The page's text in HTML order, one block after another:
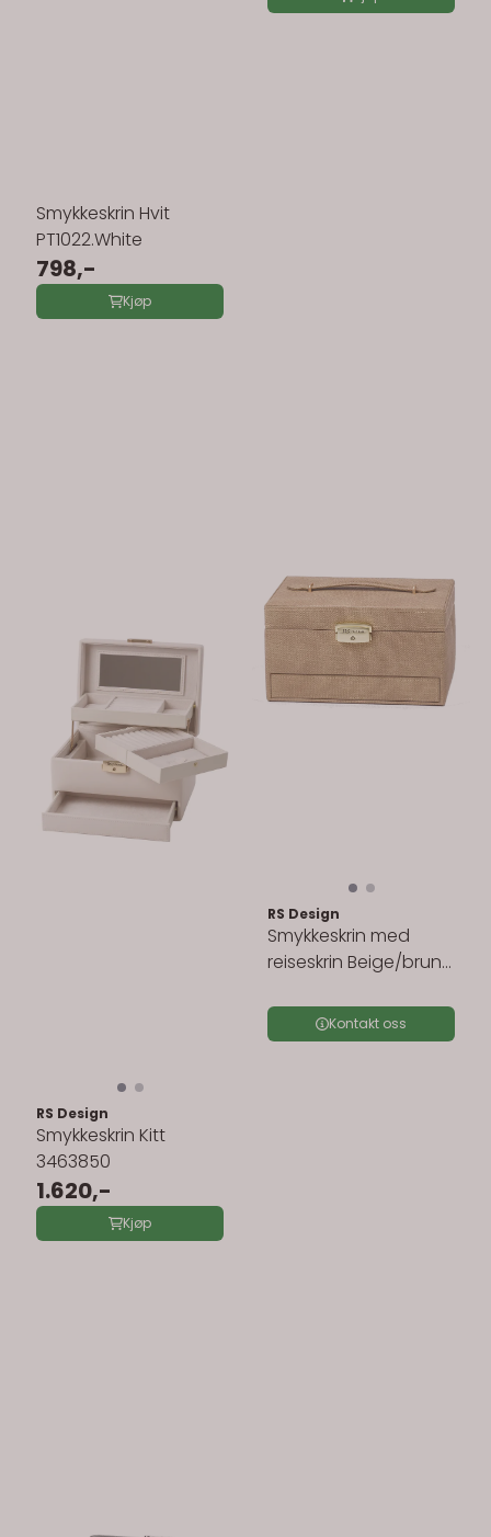
Smykkeskrin Hvit
PT1022.White
798,-
Kjøp
RS Design
Smykkeskrin Kitt
3463850
1.620,-
Kjøp
RS Design
Smykkeskrin med
reiseskrin Beige/brun
Kontakt oss